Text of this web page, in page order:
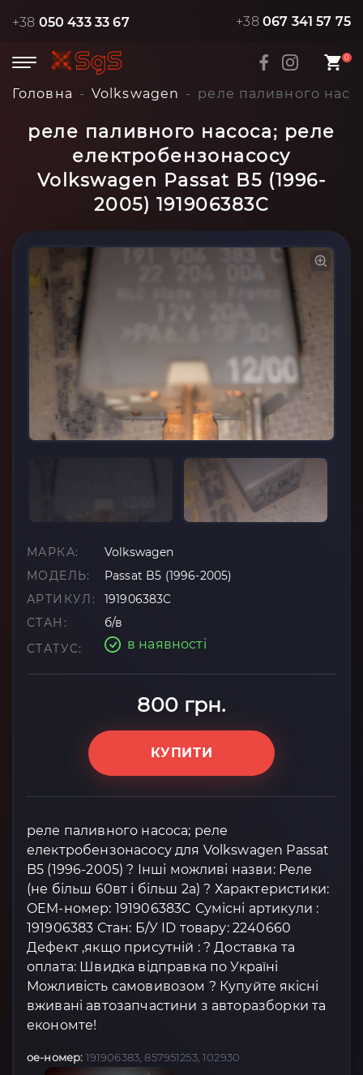
+38 050 433 33 67 +38 067 341 57 75
0
Головна Volkswagen реле паливного
реле паливного насоса; реле
електробензонасосу
Volkswagen Passat B5 (1996-
2005) 191906383C
МАРКА:
Volkswagen
МОДЕЛЬ:
Passat B5 (1996-2005)
АРТИКУЛ:
191906383C
СТАН:
б/в
СТАТУС:
в наявності
800 грн.
КУПИТИ
реле паливного насоса; реле
електробензонасосу для Volkswagen Passat
B5 (1996-2005) ? Інші можливі назви: Реле
(не більш 60вт і більш 2а) ? Характеристики:
OEM-номер: 191906383C Сумісні артикули :
191906383 Стан: Б/У ID товару: 2240660
Дефект ,якщо присутній : ? Доставка та
оплата: Швидка відправка по Україні
Можливість самовивозом ? Купуйте якісні
вживані автозапчастини з авторазборки та
економте!
oe-номер: 191906383, 857951253, 102930